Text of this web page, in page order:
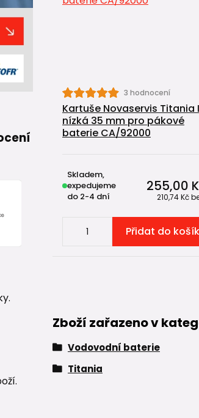
3 hodnocení
Kartuše Novaservis Titania
nízká 35 mm pro pákové
baterie CA/92000
255,00
210,74 Kč
Skladem,
expedujeme
do 2-4 dní
Přidat do
Zboží zařazeno v
Vodovodní baterie
Titania